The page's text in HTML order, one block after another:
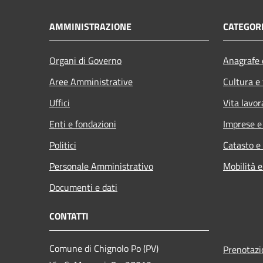
AMMINISTRAZIONE
Organi di Governo
Aree Amministrative
Uffici
Enti e fondazioni
Politici
Personale Amministrativo
Documenti e dati
Cultura
Vita
Imprese
Catasto
Mobilità
CONTATTI
Comune di Chignolo Po (PV)